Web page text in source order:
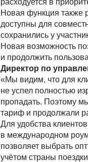
расходуется в
Новая функция также
доступны для
сохранились у
Новая возможность
и продолжить
Директор по
«Мы видим, что для
не успел полностью
пропадать. Поэтому
тариф и продолжали
Для удобства
в международном
позволяет выбрать
учётом страны